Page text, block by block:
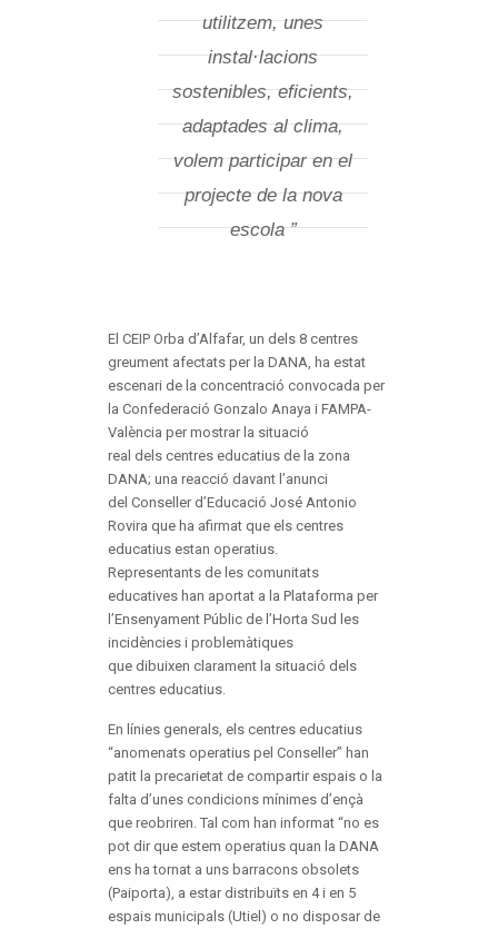
utilitzem, unes
instal·lacions
sostenibles, eficients,
adaptades al clima,
volem participar en el
projecte de la nova
escola ”
El CEIP Orba d’Alfafar, un dels 8 centres
greument afectats per la DANA, ha estat
escenari de la concentració convocada per
la Confederació Gonzalo Anaya i FAMPA-
València per mostrar la situació
real dels centres educatius de la zona
DANA; una reacció davant l’anunci
del Conseller d’Educació José Antonio
Rovira que ha afirmat que els centres
educatius estan operatius.
Representants de les comunitats
educatives han aportat a la Plataforma per
l’Ensenyament Públic de l’Horta Sud les
incidències i problemàtiques
que dibuixen clarament la situació dels
centres educatius.
En línies generals, els centres educatius
“anomenats operatius pel Conseller” han
patit la precarietat de compartir espais o la
falta d’unes condicions mínimes d’ençà
que reobriren. Tal com han informat “no es
pot dir que estem operatius quan la DANA
ens ha tornat a uns barracons obsolets
(Paiporta), a estar distribuïts en 4 i en 5
espais municipals (Utiel) o no disposar de